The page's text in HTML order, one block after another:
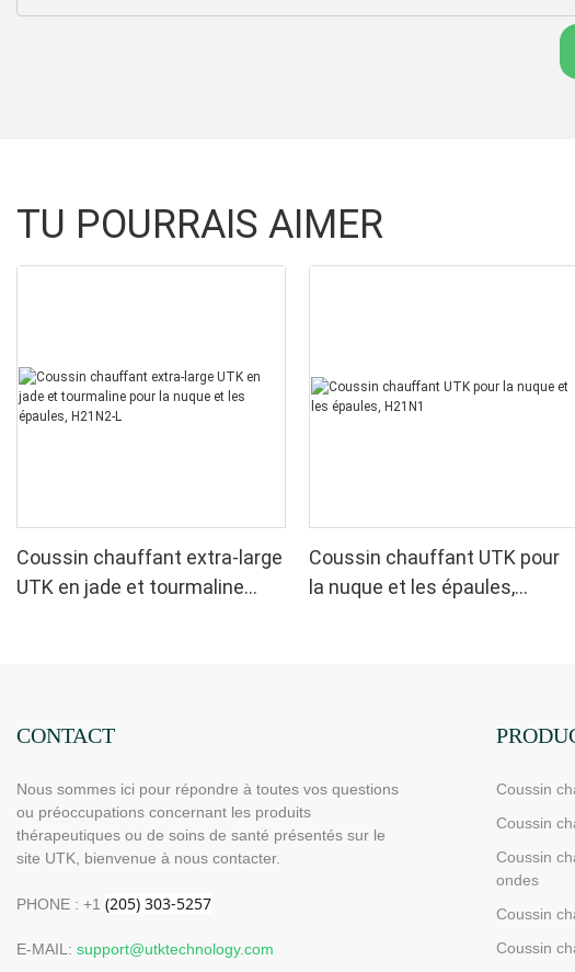
TU POURRAIS AIMER
Coussin chauffant extra-large
UTK en jade et tourmaline
Coussin chauffant UTK pour
la nuque et les épaules,
CONTACT
Nous sommes ici pour répondre à toutes vos questions
ou préoccupations concernant les produits
thérapeutiques ou de soins de santé présentés sur le
site UTK, bienvenue à nous contacter.
PHONE : +1
E-MAIL: support@utktechnology.com
Coussin
Coussin
Coussin
ondes
Coussin
Coussin